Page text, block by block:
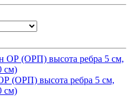
(ОРП) высота ребра 5 см,
см)